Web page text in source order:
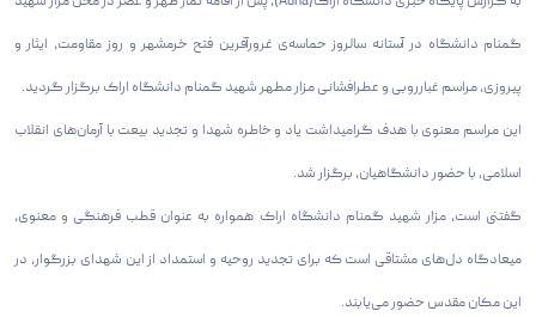
گمنام دانشگاه در آستانه سالروز حماسه‌ی غرورآفرین فتح خرمشهر و روز مقاومت، ایثار و
پیروزی، مراسم غبارروبی و عطرافشانی مزار مطهر شهید گمنام دانشگاه اراک برگزار گردید.
این مراسم معنوی با هدف گرامیداشت یاد و خاطره شهدا و تجدید بیعت با آرمان‌های انقلاب
اسلامی، با حضور دانشگاهیان، برگزار شد.
گفتنی است، مزار شهید گمنام دانشگاه اراک همواره به عنوان قطب فرهنگی و معنوی،
میعادگاه دل‌های مشتاقی است که برای تجدید روحیه و استمداد از این شهدای بزرگوار، در
این مکان مقدس حضور می‌یابند.